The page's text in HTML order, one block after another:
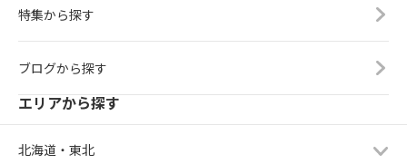
特集から探す
ブログから探す
エリアから探す
北海道・東北